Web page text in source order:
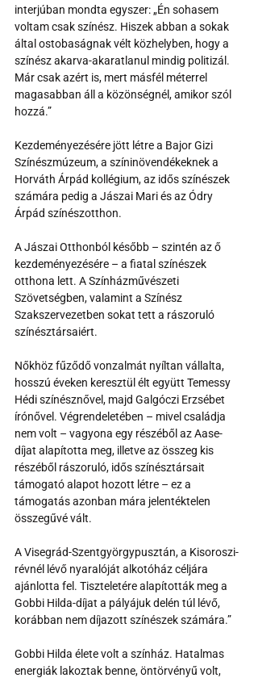
interjúban mondta egyszer: „Én sohasem
voltam csak színész. Hiszek abban a sokak
által ostobaságnak vélt közhelyben, hogy a
színész akarva-akaratlanul mindig politizál.
Már csak azért is, mert másfél méterrel
magasabban áll a közönségnél, amikor szól
hozzá.”
Kezdeményezésére jött létre a Bajor Gizi
Színészmúzeum, a színinövendékeknek a
Horváth Árpád kollégium, az idős színészek
számára pedig a Jászai Mari és az Ódry
Árpád színészotthon.
A Jászai Otthonból később – szintén az ő
kezdeményezésére – a fiatal színészek
otthona lett. A Színházművészeti
Szövetségben, valamint a Színész
Szakszervezetben sokat tett a rászoruló
színésztársaiért.
Nőkhöz fűződő vonzalmát nyíltan vállalta,
hosszú éveken keresztül élt együtt Temessy
Hédi színésznővel, majd Galgóczi Erzsébet
írónővel. Végrendeletében – mivel családja
nem volt – vagyona egy részéből az Aase-
díjat alapította meg, illetve az összeg kis
részéből rászoruló, idős színésztársait
támogató alapot hozott létre – ez a
támogatás azonban mára jelentéktelen
összegűvé vált.
A Visegrád-Szentgyörgypusztán, a Kisoroszi-
révnél lévő nyaralóját alkotóház céljára
ajánlotta fel. Tiszteletére alapították meg a
Gobbi Hilda-díjat a pályájuk delén túl lévő,
korábban nem díjazott színészek számára.”
Gobbi Hilda élete volt a színház. Hatalmas
energiák lakoztak benne, öntörvényű volt,